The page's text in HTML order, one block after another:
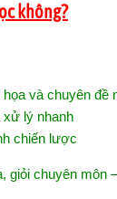
không?
và chuyên đề
xử lý nhanh
chiến lược
giỏi chuyên môn